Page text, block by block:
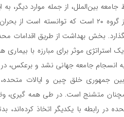
بین‌الملل، از جمله موارد
به نمایش بگذارد. بخش بهداشت از طریق
استراتژی موثر برای مبارزه با
انسجام جامعه جهانی نشد و برعکس،
جمهوری خلق چین و ایالات
متشنج است. در طی همه گیری،
در رابطه با یکدیگر اتخاذ کرده‌اند،